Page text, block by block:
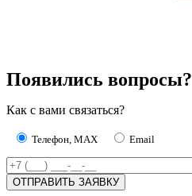
Появились вопросы?
Как с вами связаться?
Телефон, MAX Email